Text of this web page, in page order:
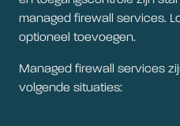
managed firewall services.
optioneel toevoegen.
Managed firewall services
volgende situaties: